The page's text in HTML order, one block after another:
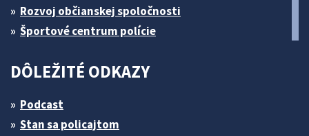
Rozvoj občianskej spoločnosti
Športové centrum polície
DÔLEŽITÉ ODKAZY
Podcast
Stan sa policajtom